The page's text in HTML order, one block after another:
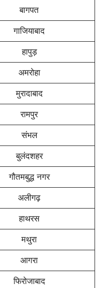
बागपत
गाजियाबाद
हापुड़
अमरोहा
मुरादाबाद
रामपुर
संभल
बुलंदशहर
गौतमबुद्ध नगर
अलीगढ़
हाथरस
मथुरा
आगरा
फिरोजाबाद